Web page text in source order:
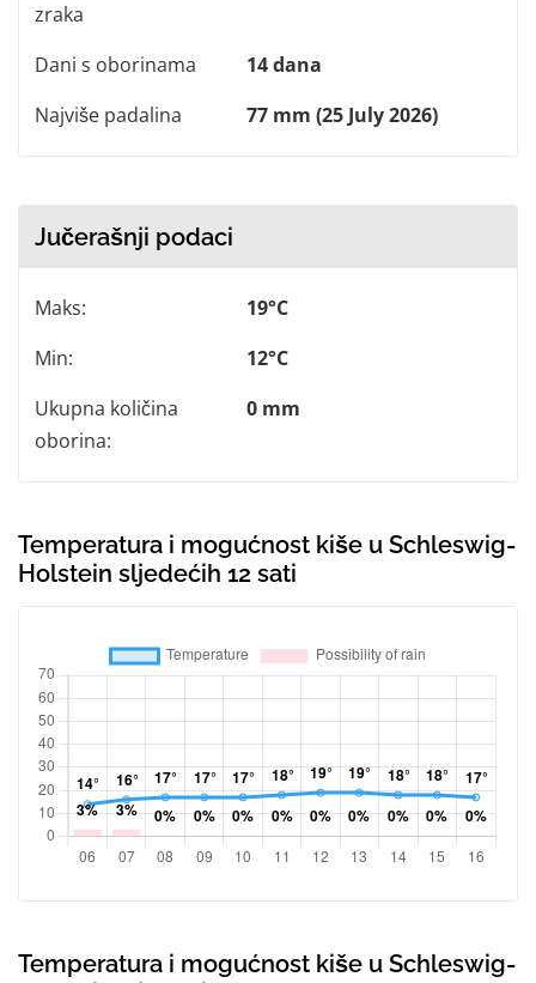
zraka
Dani s oborinama
14 dana
Najviše padalina
77 mm (25 July 2026)
Jučerašnji podaci
Maks:
19°C
Min:
12°C
Ukupna količina
oborina:
0 mm
Temperatura i mogućnost kiše u Schleswig-
Holstein sljedećih 12 sati
Temperatura i mogućnost kiše u Schleswig-